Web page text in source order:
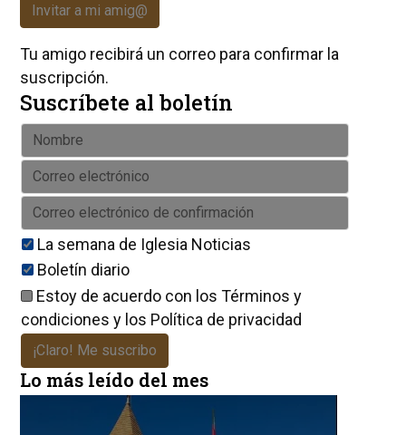
Invitar a mi amig@
Tu amigo recibirá un correo para confirmar la
suscripción.
Suscríbete al boletín
La semana de Iglesia Noticias
Boletín diario
Estoy de acuerdo con los Términos y
condiciones y los Política de privacidad
¡Claro! Me suscribo
Lo más leído del mes